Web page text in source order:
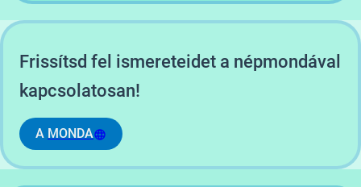
Frissítsd fel ismereteidet a népmondával
kapcsolatosan!
A MONDA